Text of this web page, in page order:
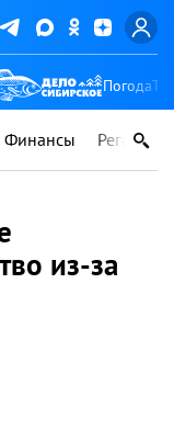
Погода
Финансы Регионы
из-за